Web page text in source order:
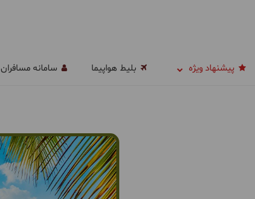
پیشنهاد ویژه بلیط هواپیما سامانه مسافران